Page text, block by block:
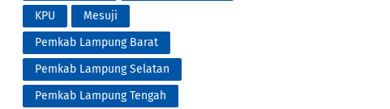
KPU
Mesuji
Pemkab Lampung Barat
Pemkab Lampung Selatan
Pemkab Lampung Tengah